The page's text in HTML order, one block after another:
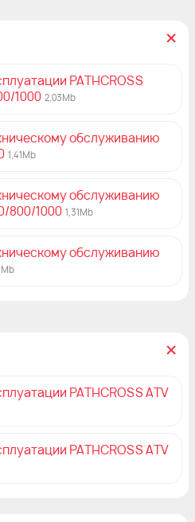
PATHCROSS
1000 2,03Mb
обслуживанию
1,41Mb
обслуживанию
800/1000 1,31Mb
обслуживанию
PATHCROSS ATV
PATHCROSS ATV